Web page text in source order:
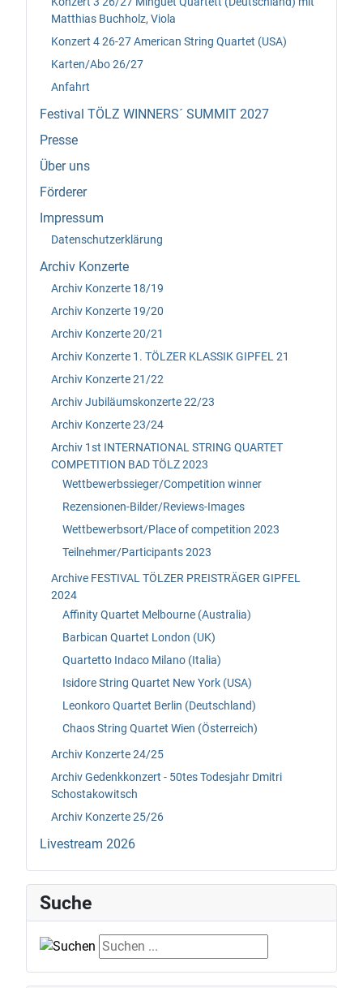
Matthias Buchholz, Viola
Konzert 4 26-27 American String Quartet (USA)
Karten/Abo 26/27
Anfahrt
Festival TÖLZ WINNERS´ SUMMIT 2027
Presse
Über uns
Förderer
Impressum
Datenschutzerklärung
Archiv Konzerte
Archiv Konzerte 18/19
Archiv Konzerte 19/20
Archiv Konzerte 20/21
Archiv Konzerte 1. TÖLZER KLASSIK GIPFEL 21
Archiv Konzerte 21/22
Archiv Jubiläumskonzerte 22/23
Archiv Konzerte 23/24
Archiv 1st INTERNATIONAL STRING QUARTET
COMPETITION BAD TÖLZ 2023
Wettbewerbssieger/Competition winner
Rezensionen-Bilder/Reviews-Images
Wettbewerbsort/Place of competition 2023
Teilnehmer/Participants 2023
Archive FESTIVAL TÖLZER PREISTRÄGER GIPFEL
2024
Affinity Quartet Melbourne (Australia)
Barbican Quartet London (UK)
Quartetto Indaco Milano (Italia)
Isidore String Quartet New York (USA)
Leonkoro Quartet Berlin (Deutschland)
Chaos String Quartet Wien (Österreich)
Archiv Konzerte 24/25
Archiv Gedenkkonzert - 50tes Todesjahr Dmitri
Schostakowitsch
Archiv Konzerte 25/26
Livestream 2026
Suche
Suche